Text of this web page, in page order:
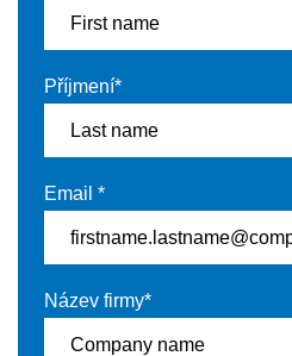
Příjmení*
Email *
Název firmy*